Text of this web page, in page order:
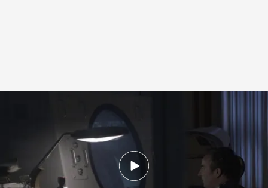
Cuarto Milenio
11 NOV 2024 - 00:20h.
'Cuarto Milenio' describe numerosos